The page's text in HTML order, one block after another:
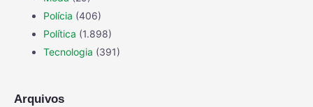
Polícia (406)
Política (1.898)
Tecnologia (391)
Arquivos